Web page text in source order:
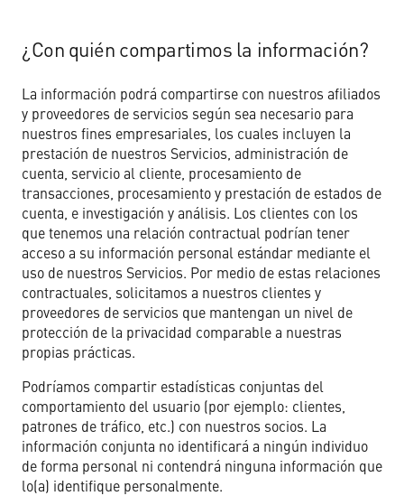
¿Con quién compartimos la información?
La información podrá compartirse con nuestros afiliados
y proveedores de servicios según sea necesario para
nuestros fines empresariales, los cuales incluyen la
prestación de nuestros Servicios, administración de
cuenta, servicio al cliente, procesamiento de
transacciones, procesamiento y prestación de estados de
cuenta, e investigación y análisis. Los clientes con los
que tenemos una relación contractual podrían tener
acceso a su información personal estándar mediante el
uso de nuestros Servicios. Por medio de estas relaciones
contractuales, solicitamos a nuestros clientes y
proveedores de servicios que mantengan un nivel de
protección de la privacidad comparable a nuestras
propias prácticas.
Podríamos compartir estadísticas conjuntas del
comportamiento del usuario (por ejemplo: clientes,
patrones de tráfico, etc.) con nuestros socios. La
información conjunta no identificará a ningún individuo
de forma personal ni contendrá ninguna información que
lo(a) identifique personalmente.